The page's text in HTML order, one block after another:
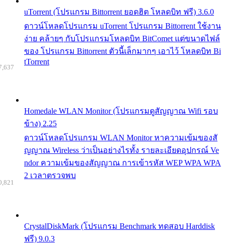
uTorrent (โปรแกรม Bittorrent ยอดฮิต โหลดบิท ฟรี) 3.6.0
ดาวน์โหลดโปรแกรม uTorrent โปรแกรม Bittorrent ใช้งาน
ง่าย คล้ายๆ กับโปรแกรมโหลดบิท BitComet แต่ขนาดไฟล์
ของ โปรแกรม Bittorrent ตัวนี้เล็กมากๆ เอาไว้ โหลดบิท Bi
tTorrent
Homedale WLAN Monitor (โปรแกรมดูสัญญาณ Wifi รอบ
ข้าง) 2.25
ดาวน์โหลดโปรแกรม WLAN Monitor หาความเข้มของสั
ญญาณ Wireless ว่าเป็นอย่างไรทั้ง รายละเอียดอุปกรณ์ Ve
ndor ความเข้มของสัญญาณ การเข้ารหัส WEP WPA WPA
2 เวลาตรวจพบ
CrystalDiskMark (โปรแกรม Benchmark ทดสอบ Harddisk
ฟรี) 9.0.3